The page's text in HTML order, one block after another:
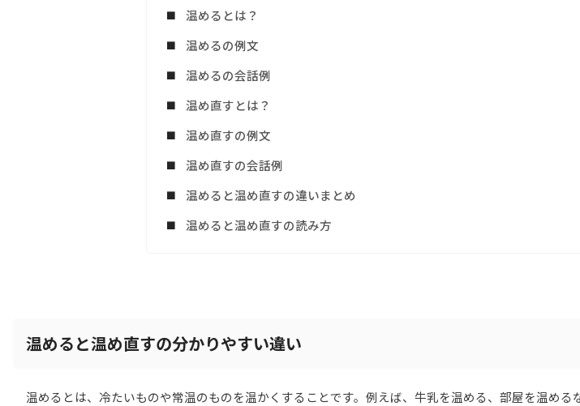
温めるとは？
温めるの例文
温めるの会話例
温め直すとは？
温め直すの例文
温め直すの会話例
温めると温め直すの違いまとめ
温めると温め直すの読み方
温めると温め直すの分かりやすい違い
温めるとは、冷たいものや常温のものを温かくすることです。例えば、牛乳を温める、部屋を温める